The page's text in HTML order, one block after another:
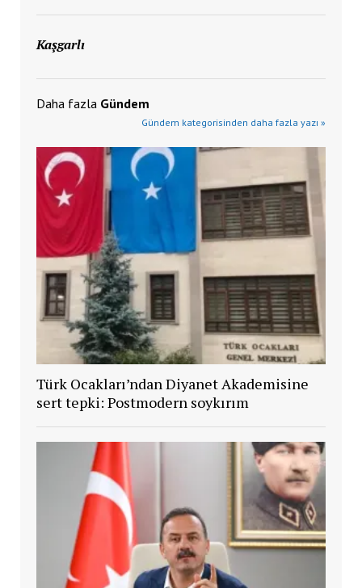
Kaşgarlı
Daha fazla Gündem
Gündem kategorisinden daha fazla yazı »
Türk Ocakları’ndan Diyanet Akademisine
sert tepki: Postmodern soykırım